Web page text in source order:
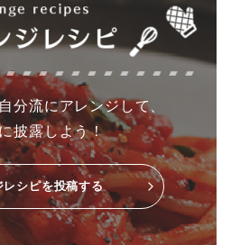
分流にアレンジして、
披露しよう！
レシピを投稿する